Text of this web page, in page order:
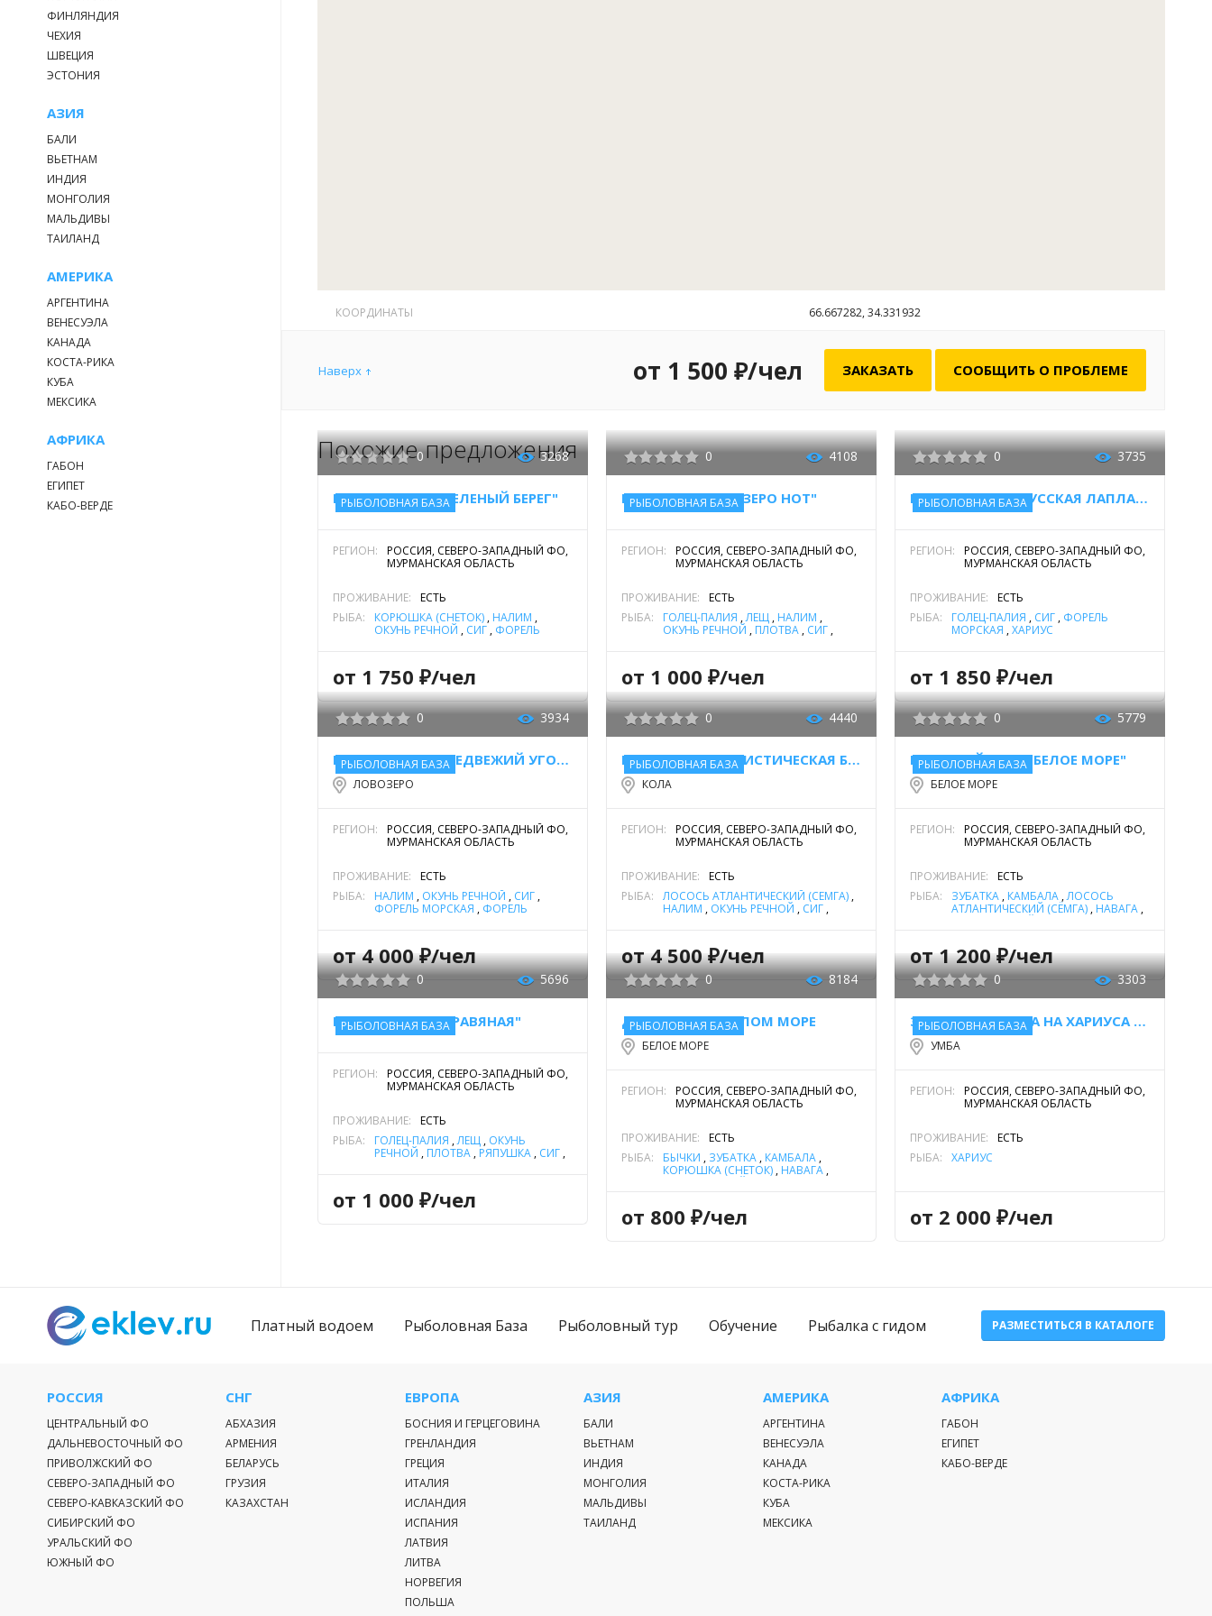
ФИНЛЯНДИЯ
ЧЕХИЯ
ШВЕЦИЯ
ЭСТОНИЯ
АЗИЯ
БАЛИ
ВЬЕТНАМ
ИНДИЯ
МОНГОЛИЯ
МАЛЬДИВЫ
ТАИЛАНД
АМЕРИКА
АРГЕНТИНА
ВЕНЕСУЭЛА
КАНАДА
КОСТА-РИКА
КУБА
МЕКСИКА
АФРИКА
ГАБОН
ЕГИПЕТ
КАБО-ВЕРДЕ
КООРДИНАТЫ 66.667282, 34.331932
Наверх от 1 500 ₽/чел ЗАКАЗАТЬ СООБЩИТЬ О ПРОБЛЕМЕ
Похожие предложения
РЫБОЛОВНАЯ БАЗА
0 3268
БАЗА ОТДЫХА "ЗЕЛЕНЫЙ БЕРЕГ"
РЕГИОН:
РОССИЯ, СЕВЕРО-ЗАПАДНЫЙ ФО,
МУРМАНСКАЯ ОБЛАСТЬ
ПРОЖИВАНИЕ:
ЕСТЬ
РЫБА:
КОРЮШКА (СНЕТОК) , НАЛИМ ,
ОКУНЬ РЕЧНОЙ , СИГ , ФОРЕЛЬ
от 1 750 ₽/чел
РЫБОЛОВНАЯ БАЗА
0 4108
БАЗА ОТДЫХА "ОЗЕРО НОТ"
РЕГИОН:
РОССИЯ, СЕВЕРО-ЗАПАДНЫЙ ФО,
МУРМАНСКАЯ ОБЛАСТЬ
ПРОЖИВАНИЕ:
ЕСТЬ
РЫБА:
ГОЛЕЦ-ПАЛИЯ ,ЛЕЩ, НАЛИМ ,
ОКУНЬ РЕЧНОЙ , ПЛОТВА, СИГ,
от 1 000 ₽/чел
РЫБОЛОВНАЯ БАЗА
0 3735
БАЗА ОТДЫХА "РУССКАЯ ЛАПЛАНДИЯ"
РЕГИОН:
РОССИЯ, СЕВЕРО-ЗАПАДНЫЙ ФО,
МУРМАНСКАЯ ОБЛАСТЬ
ПРОЖИВАНИЕ:
ЕСТЬ
РЫБА:
ГОЛЕЦ-ПАЛИЯ , СИГ, ФОРЕЛЬ
МОРСКАЯ ,ХАРИУС
от 1 850 ₽/чел
РЫБОЛОВНАЯ БАЗА
0 3934
БАЗА ОТДЫХА "МЕДВЕЖИЙ УГОЛ"
ЛОВОЗЕРО
РЕГИОН:
РОССИЯ, СЕВЕРО-ЗАПАДНЫЙ ФО,
МУРМАНСКАЯ ОБЛАСТЬ
ПРОЖИВАНИЕ:
ЕСТЬ
РЫБА:
НАЛИМ , ОКУНЬ РЕЧНОЙ , СИГ ,
ФОРЕЛЬ МОРСКАЯ , ФОРЕЛЬ
от 4 000 ₽/чел
РЫБОЛОВНАЯ БАЗА
0 4440
РЫБОЛОВНО-ТУРИСТИЧЕСКАЯ БАЗА "ОЛЕНЬЯ"
КОЛА
РЕГИОН:
РОССИЯ, СЕВЕРО-ЗАПАДНЫЙ ФО,
МУРМАНСКАЯ ОБЛАСТЬ
ПРОЖИВАНИЕ:
ЕСТЬ
РЫБА:
ЛОСОСЬ АТЛАНТИЧЕСКИЙ (СЁМГА),
НАЛИМ , ОКУНЬ РЕЧНОЙ , СИГ,
от 4 500 ₽/чел
РЫБОЛОВНАЯ БАЗА
0 5779
ГОСТЕВОЙ ДОМ "БЕЛОЕ МОРЕ"
БЕЛОЕ МОРЕ
РЕГИОН:
РОССИЯ, СЕВЕРО-ЗАПАДНЫЙ ФО,
МУРМАНСКАЯ ОБЛАСТЬ
ПРОЖИВАНИЕ:
ЕСТЬ
РЫБА:
ЗУБАТКА, КАМБАЛА,ЛОСОСЬ
АТЛАНТИЧЕСКИЙ (СЁМГА), НАВАГА,
МОРСКАЯ, ФОРЕЛЬ РУЧЬЕВАЯ
ХАРИУС,ЩУКА,ЯЗЬ
от 1 200 ₽/чел
РЫБОЛОВНАЯ БАЗА
0 5696
БАЗА ОТДЫХА "ТРАВЯНАЯ"
РЕГИОН:
РОССИЯ, СЕВЕРО-ЗАПАДНЫЙ ФО,
МУРМАНСКАЯ ОБЛАСТЬ
ПРОЖИВАНИЕ:
ЕСТЬ
РЫБА:
ГОЛЕЦ-ПАЛИЯ ,ЛЕЩ , ОКУНЬ
РЕЧНОЙ , ПЛОТВА , РЯПУШКА , СИГ ,
от 1 000 ₽/чел
РЫБОЛОВНАЯ БАЗА
0 8184
ДОМ-БАНЯ НА БЕЛОМ МОРЕ
БЕЛОЕ МОРЕ
РЕГИОН:
РОССИЯ, СЕВЕРО-ЗАПАДНЫЙ ФО,
МУРМАНСКАЯ ОБЛАСТЬ
ПРОЖИВАНИЕ:
ЕСТЬ
РЫБА:
БЫЧКИ , ЗУБАТКА, КАМБАЛА,
КОРЮШКА (СНЕТОК), НАВАГА,
от 800 ₽/чел
РЫБОЛОВНАЯ БАЗА
0 3303
ЗИМНЯЯ РЫБАЛКА НА ХАРИУСА КОЛЬСКОГО ПОЛУОСТРОВА
УМБА
РЕГИОН:
РОССИЯ, СЕВЕРО-ЗАПАДНЫЙ ФО,
МУРМАНСКАЯ ОБЛАСТЬ
ПРОЖИВАНИЕ:
ЕСТЬ
РЫБА:
ХАРИУС
от 2 000 ₽/чел
Платный водоем Рыболовная База Рыболовный тур Обучение Рыбалка с гидом РАЗМЕСТИТЬСЯ В КАТАЛОГЕ
РОССИЯ
ЦЕНТРАЛЬНЫЙ ФО
ДАЛЬНЕВОСТОЧНЫЙ ФО
ПРИВОЛЖСКИЙ ФО
СЕВЕРО-ЗАПАДНЫЙ ФО
СЕВЕРО-КАВКАЗСКИЙ ФО
СИБИРСКИЙ ФО
УРАЛЬСКИЙ ФО
ЮЖНЫЙ ФО
СНГ
АБХАЗИЯ
АРМЕНИЯ
БЕЛАРУСЬ
ГРУЗИЯ
КАЗАХСТАН
ЕВРОПА
БОСНИЯ И ГЕРЦЕГОВИНА
ГРЕНЛАНДИЯ
ГРЕЦИЯ
ИТАЛИЯ
ИСЛАНДИЯ
ИСПАНИЯ
ЛАТВИЯ
ЛИТВА
НОРВЕГИЯ
ПОЛЬША
АЗИЯ
БАЛИ
ВЬЕТНАМ
ИНДИЯ
МОНГОЛИЯ
МАЛЬДИВЫ
ТАИЛАНД
АМЕРИКА
АРГЕНТИНА
ВЕНЕСУЭЛА
КАНАДА
КОСТА-РИКА
КУБА
МЕКСИКА
АФРИКА
ГАБОН
ЕГИПЕТ
КАБО-ВЕРДЕ